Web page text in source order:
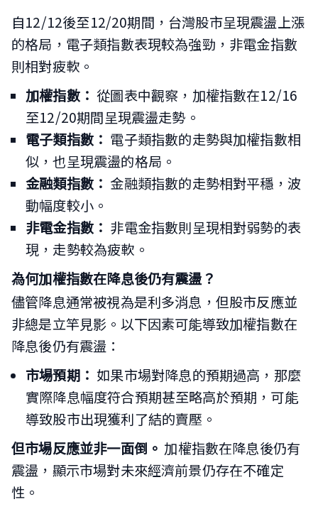
自12/12後至12/20期間，台灣股市呈現震盪上漲
的格局，電子類指數表現較為強勁，非電金指數
則相對疲軟。
加權指數： 從圖表中觀察，加權指數在12/16
至12/20期間呈現震盪走勢。
電子類指數： 電子類指數的走勢與加權指數相
似，也呈現震盪的格局。
金融類指數： 金融類指數的走勢相對平穩，波
動幅度較小。
非電金指數： 非電金指數則呈現相對弱勢的表
現，走勢較為疲軟。
為何加權指數在降息後仍有震盪？
儘管降息通常被視為是利多消息，但股市反應並
非總是立竿見影。以下因素可能導致加權指數在
降息後仍有震盪：
市場預期： 如果市場對降息的預期過高，那麼
實際降息幅度符合預期甚至略高於預期，可能
導致股市出現獲利了結的賣壓。
但市場反應並非一面倒。 加權指數在降息後仍有
震盪，顯示市場對未來經濟前景仍存在不確定
性。